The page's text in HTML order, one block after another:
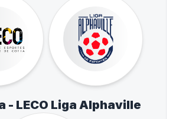
- LECO Liga Alphaville